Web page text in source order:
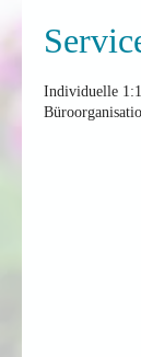
Individuelle